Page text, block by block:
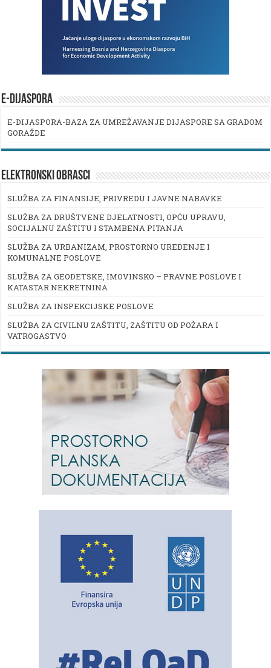
E-DIJASPORA
E-DIJASPORA-BAZA ZA UMREŽAVANJE DIJASPORE SA GRADOM
GORAŽDE
ELEKTRONSKI OBRASCI
SLUŽBA ZA FINANSIJE, PRIVREDU I JAVNE NABAVKE
SLUŽBA ZA DRUŠTVENE DJELATNOSTI, OPĆU UPRAVU,
SOCIJALNU ZAŠTITU I STAMBENA PITANJA
SLUŽBA ZA URBANIZAM, PROSTORNO UREĐENJE I
KOMUNALNE POSLOVE
SLUŽBA ZA GEODETSKE, IMOVINSKO – PRAVNE POSLOVE I
KATASTAR NEKRETNINA
SLUŽBA ZA INSPEKCIJSKE POSLOVE
SLUŽBA ZA CIVILNU ZAŠTITU, ZAŠTITU OD POŽARA I
VATROGASTVO